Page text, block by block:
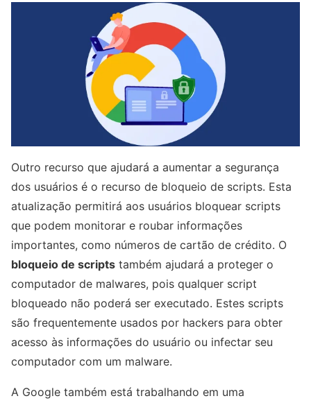
Outro recurso que ajudará a aumentar a segurança
dos usuários é o recurso de bloqueio de scripts. Esta
atualização permitirá aos usuários bloquear scripts
que podem monitorar e roubar informações
importantes, como números de cartão de crédito. O
bloqueio de scripts também ajudará a proteger o
computador de malwares, pois qualquer script
bloqueado não poderá ser executado. Estes scripts
são frequentemente usados ​​por hackers para obter
acesso às informações do usuário ou infectar seu
computador com um malware.
A Google também está trabalhando em uma